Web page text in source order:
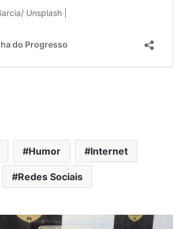
Humor Internet
Redes Sociais